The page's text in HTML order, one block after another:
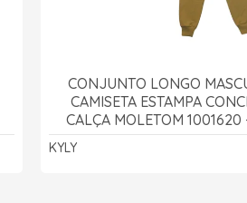
CONJUNTO LONGO
CAMISETA ESTAMPA
CALÇA MOLETOM 1001620
KYLY